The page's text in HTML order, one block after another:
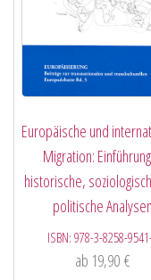
Europäische und
Migration:
historische,
politische Analysen
ISBN:978-3-8258-
ab 19,90€